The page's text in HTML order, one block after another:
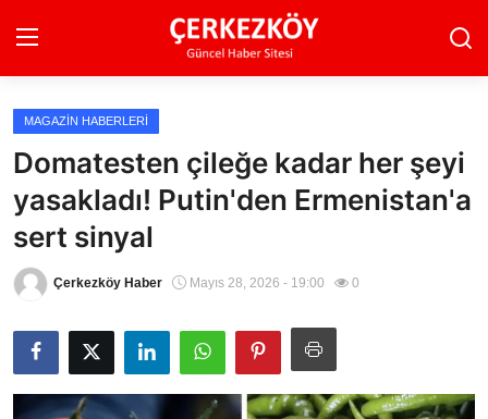
Ana Sayfa
Son Dakika
Ekonomi Haberleri
Magazin Haberleri
Spor Haberleri
Teknoloji Haberleri
MAGAZIN HABERLERI
Domatesten çileğe kadar her şeyi
yasakladı! Putin'den Ermenistan'a
sert sinyal
Çerkezköy Haber Mayıs 28, 2026 - 19:00 0